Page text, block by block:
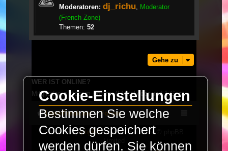
Moderatoren: dj_richu Moderator
(French Zone)
Themen: 52
Gehe zu
WER IST ONLINE?
Mitglieder in diesem Forum: 0 Mitglieder und 1 Gast
LaserFreak.net Forum
Powered byphpBB® Forum Software © phpBB
Limited
Cookie-Einstellungen
Bestimmen Sie welche
Cookies gespeichert
werden dürfen. Sie können